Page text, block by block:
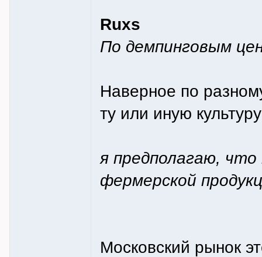
Ruxs
По демпинговым
Наверное по
ту или иную
я предполагаю,
фермерской
Московский рынок